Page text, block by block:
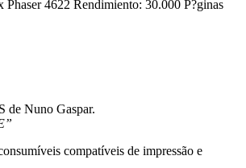
4622 Rendimiento: 30.000 P?ginas
Nuno Gaspar.
compatíveis de impressão e